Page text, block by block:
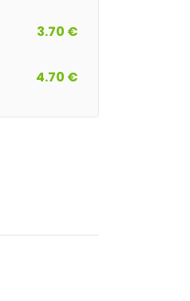
3.70 €
4.70 €